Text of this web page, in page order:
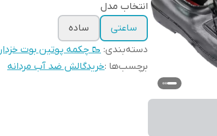
انتخاب مدل
ساعتی
ساده
دسته‌بندی: 🥾 چکمه پوتین بوت خزدار
برچسب‌ها :خریدگالش ضد آب مردانه